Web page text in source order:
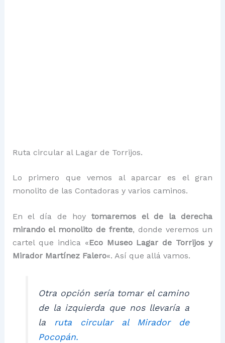
Ruta circular al Lagar de Torrijos.
Lo primero que vemos al aparcar es el gran
monolito de las Contadoras y varios caminos.
En el día de hoy tomaremos el de la derecha
mirando el monolito de frente, donde veremos un
cartel que indica «Eco Museo Lagar de Torrijos y
Mirador Martínez Falero«. Así que allá vamos.
Otra opción sería tomar el camino
de la izquierda que nos llevaría a
la ruta circular al Mirador de
Pocopán.